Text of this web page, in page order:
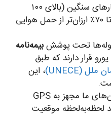
برای بارهای سنگین (بالای ۱۰۰
کیلوگرم)، حمل زمینی تا ۷۰٪ ارزان‌تر از حمل هوایی
تحت پوششبیمه‌نامه
، این
کامیون‌های ما مجهز به GPS
لحظه‌به‌لحظه موقعیت